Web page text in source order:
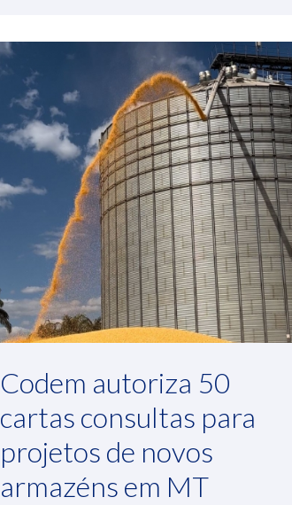
Codem autoriza 50
cartas consultas para
projetos de novos
armazéns em MT